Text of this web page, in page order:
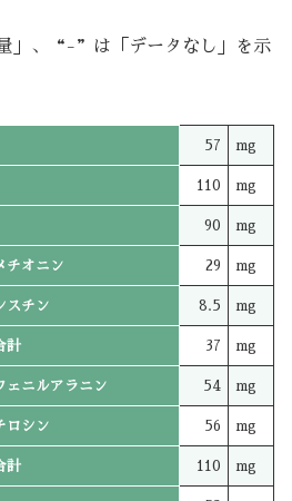
」、“-”は「データなし」を示
57 mg
110 mg
90 mg
チオニン 29 mg
スチン 8.5 mg
計 37 mg
ェニルアラニン 54 mg
ロシン 56 mg
計 110 mg